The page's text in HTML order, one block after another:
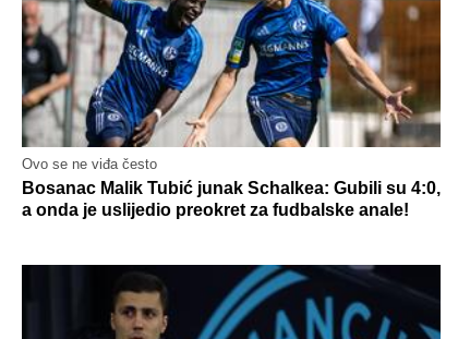
Ovo se ne viđa često
Bosanac Malik Tubić junak Schalkea: Gubili su 4:0,
a onda je uslijedio preokret za fudbalske anale!